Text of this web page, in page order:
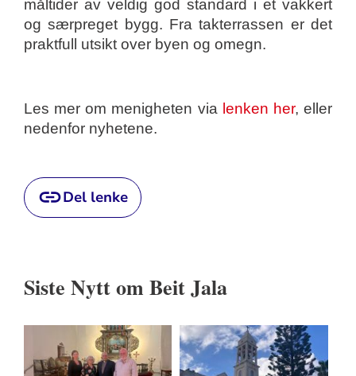
måltider av veldig god standard i et vakkert
og særpreget bygg. Fra takterrassen er det
praktfull utsikt over byen og omegn.
Les mer om menigheten via lenken her, eller
nedenfor nyhetene.
Del lenke
Siste Nytt om Beit Jala